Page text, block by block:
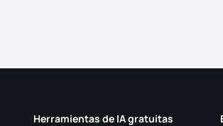
Herramientas de IA gratuitas